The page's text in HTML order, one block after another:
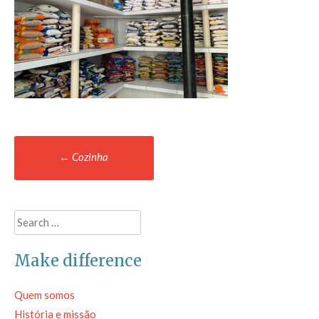
Post
navigation
← Cozinha
Search
for:
Make difference
Quem somos
História e missão